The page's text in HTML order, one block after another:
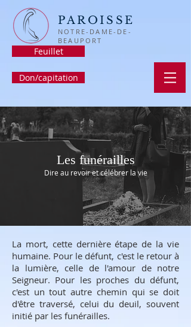
PAROISSE
NOTRE-DAME-DE-
BEAUPORT
Feuillet
Don/capitation
Les funérailles
Dire au revoir et célébrer la vie
La mort, cette dernière étape de la vie
humaine. Pour le défunt, c'est le retour à
la lumière, celle de l'amour de notre
Seigneur. Pour les proches du défunt,
c'est un tout autre chemin qui se doit
d'être traversé, celui du deuil, souvent
initié par les funérailles.